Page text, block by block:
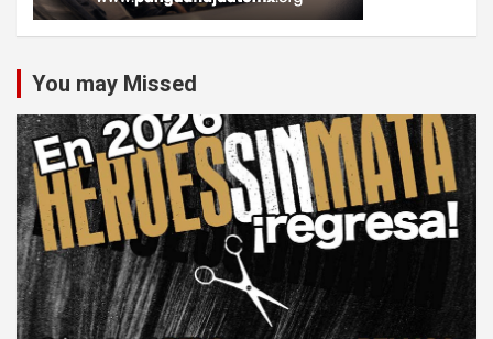
You may Missed